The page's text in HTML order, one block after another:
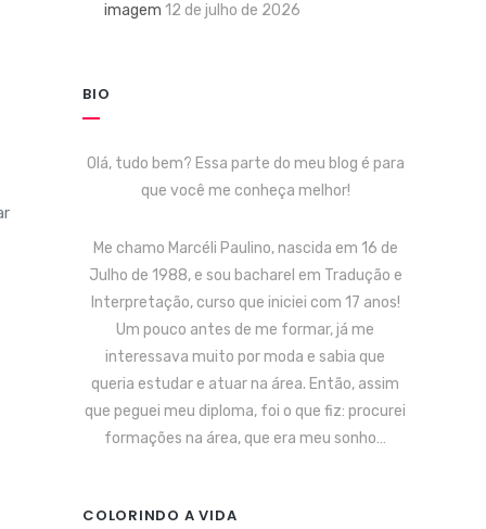
imagem 12 de julho de 2026
BIO
Olá, tudo bem? Essa parte do meu blog é para
que você me conheça melhor!
Me chamo Marcéli Paulino, nascida em 16 de
Julho de 1988, e sou bacharel em Tradução e
Interpretação, curso que iniciei com 17 anos!
Um pouco antes de me formar, já me
interessava muito por moda e sabia que
queria estudar e atuar na área. Então, assim
que peguei meu diploma, foi o que fiz: procurei
formações na área, que era meu sonho…
COLORINDO A VIDA